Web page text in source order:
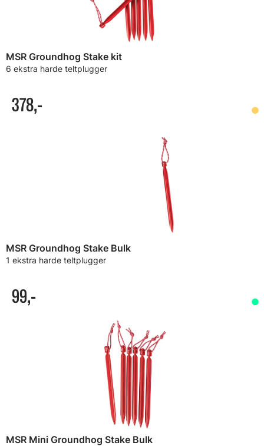
MSR Groundhog Stake kit
6 ekstra harde teltplugger
378,-
MSR Groundhog Stake Bulk
1 ekstra harde teltplugger
99,-
MSR Mini Groundhog Stake Bulk